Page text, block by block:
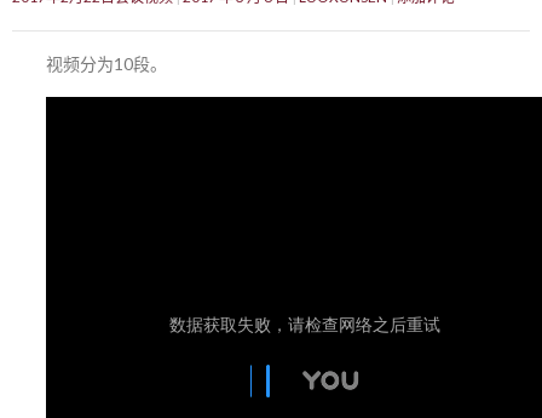
视频分为10段。